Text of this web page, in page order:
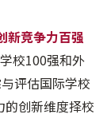
新竞争力百强
校100强和外
评估国际学校
创新维度择校